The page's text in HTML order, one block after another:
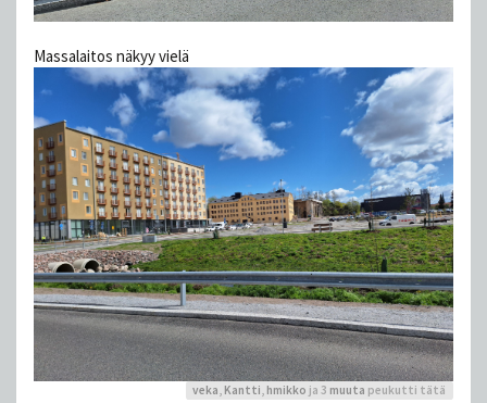
Massalaitos näkyy vielä
veka Kantti hmikko ja 3 muuta peukutti tätä